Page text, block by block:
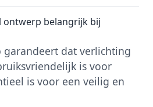
ontwerp belangrijk bij
garandeert dat verlichting
is voor
is voor een veilig en